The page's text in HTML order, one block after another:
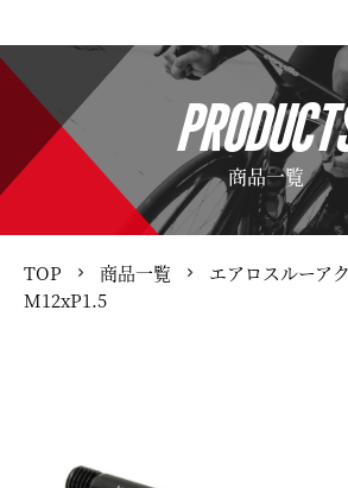
商品一覧
TOP 商品一覧
エアロスルーア
M12xP1.5